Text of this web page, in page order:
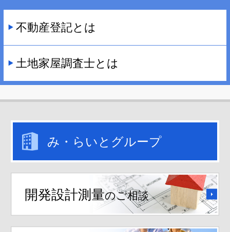
不動産登記とは
土地家屋調査士とは
み・らいとグループ
開発設計測量のご相談